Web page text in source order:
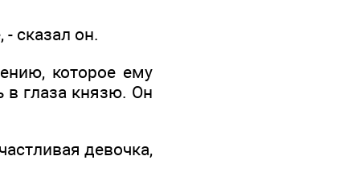
- сказал он.
которое ему
в глаза князю. Он
девочка,